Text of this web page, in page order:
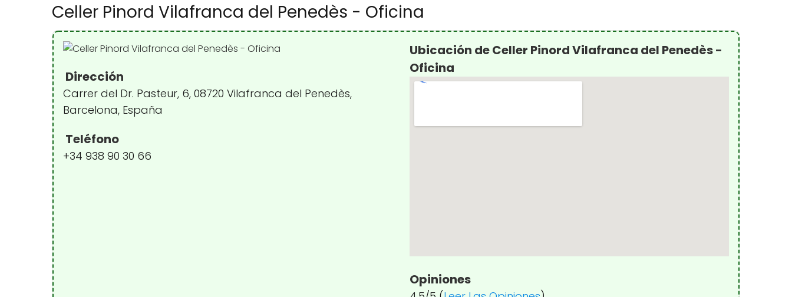
Celler Pinord Vilafranca del Penedès - Oficina
Dirección
Carrer del Dr. Pasteur, 6, 08720 Vilafranca del Penedès,
Barcelona, España
Teléfono
+34 938 90 30 66
Ubicación de Celler Pinord Vilafranca del Penedès -
Oficina
Opiniones